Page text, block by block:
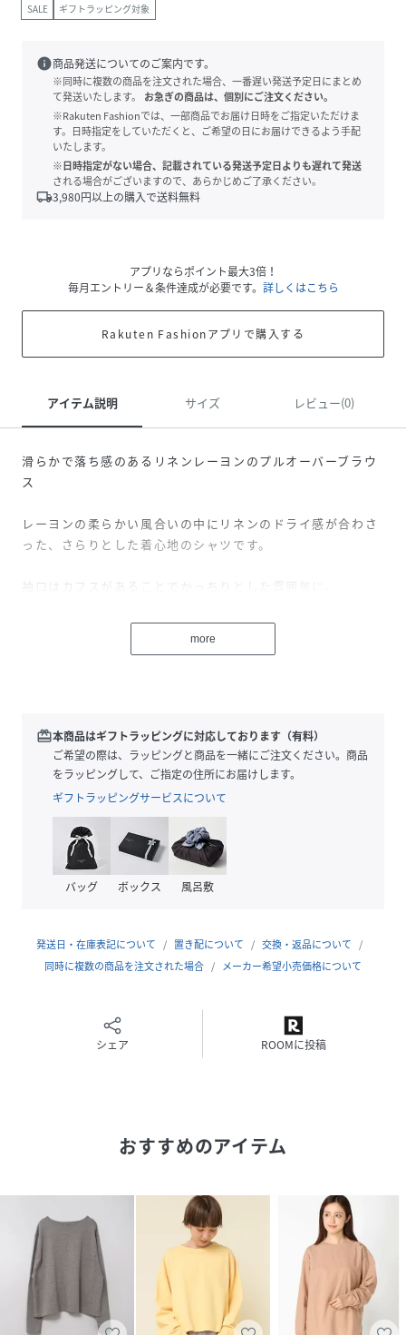
SALE ギフトラッピング対象
info商品発送についてのご案内です。
※同時に複数の商品を注文された場合、一番遅い発送予定日にまとめ
て発送いたします。
お急ぎの商品は、個別にご注文ください。
※Rakuten Fashionでは、一部商品でお届け日時をご指定いただけま
す。日時指定をしていただくと、ご希望の日にお届けできるよう手配
いたします。
※日時指定がない場合、記載されている発送予定日よりも遅れて発送
される場合がございますので、あらかじめご了承ください。
local_shipping3,980円以上の購入で送料無料
アプリならポイント最大3倍！
毎月エントリー＆条件達成が必要です。 詳しくはこちら
Rakuten Fashionアプリで購入する
アイテム説明 サイズ レビュー(0)
滑らかで落ち感のあるリネンレーヨンのプルオーバーブラウ
ス
レーヨンの柔らかい風合いの中にリネンのドライ感が合わさ
った、さらりとした着心地のシャツです。
袖口はカフスがあることでかっちりとした雰囲気に。
く着ていただけます。
※こちらは参考情報となります。多少の誤差はご了承くださ
性別タイプ レディース
中国
レーヨン55%
サイズ M
more
redeem本商品はギフトラッピングに対応しております（有料）
ご希望の際は、ラッピングと商品を一緒にご注文ください。商品
をラッピングして、ご指定の住所にお届けします。
ギフトラッピングサービスについて
バッグ ボックス 風呂敷
発送日・在庫表記について 置き配について
交換・返品について
同時に複数の商品を注文された場合
メーカー希望小売価格について
シェア ROOMに投稿
おすすめのアイテム